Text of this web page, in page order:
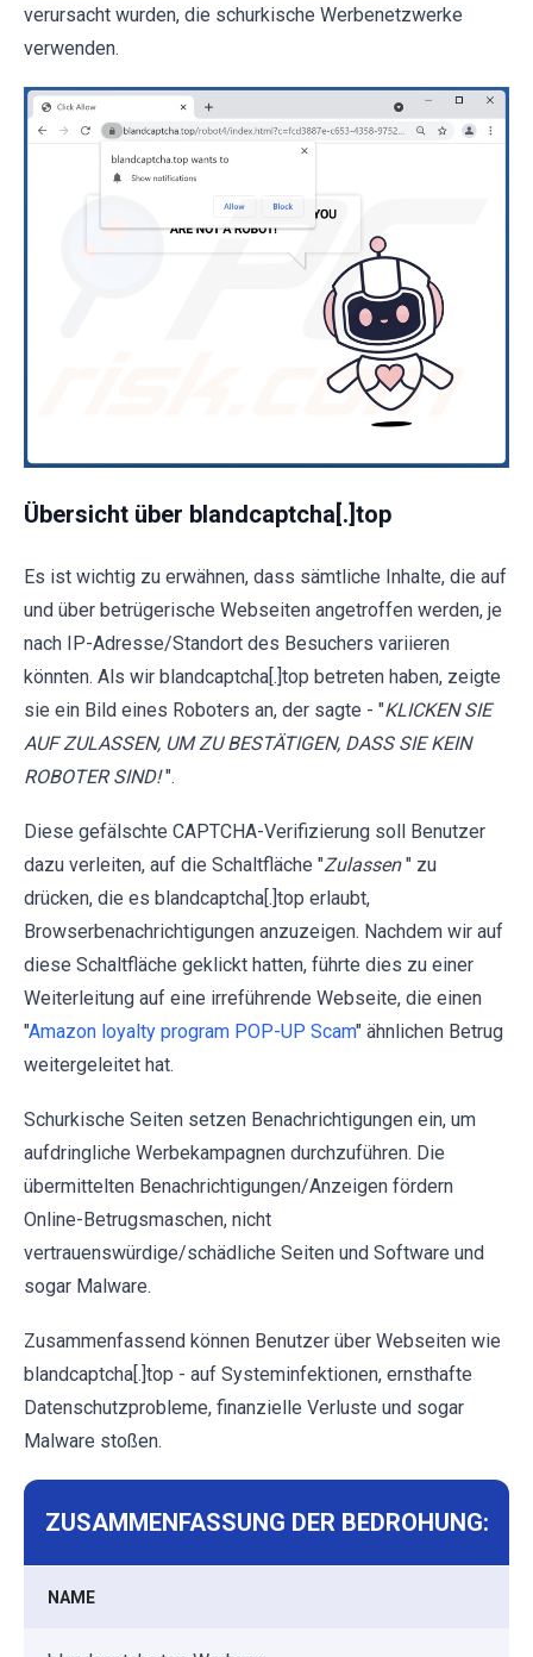
verursacht wurden, die schurkische Werbenetzwerke
verwenden.
Übersicht über blandcaptcha[.]top
Es ist wichtig zu erwähnen, dass sämtliche Inhalte, die auf
und über betrügerische Webseiten angetroffen werden, je
nach IP-Adresse/Standort des Besuchers variieren
könnten. Als wir blandcaptcha[.]top betreten haben, zeigte
sie ein Bild eines Roboters an, der sagte - "KLICKEN SIE
AUF ZULASSEN, UM ZU BESTÄTIGEN, DASS SIE KEIN
ROBOTER SIND! ".
Diese gefälschte CAPTCHA-Verifizierung soll Benutzer
dazu verleiten, auf die Schaltfläche "Zulassen " zu
drücken, die es blandcaptcha[.]top erlaubt,
Browserbenachrichtigungen anzuzeigen. Nachdem wir auf
diese Schaltfläche geklickt hatten, führte dies zu einer
Weiterleitung auf eine irreführende Webseite, die einen
"Amazon loyalty program POP-UP Scam" ähnlichen Betrug
weitergeleitet hat.
Schurkische Seiten setzen Benachrichtigungen ein, um
aufdringliche Werbekampagnen durchzuführen. Die
übermittelten Benachrichtigungen/Anzeigen fördern
Online-Betrugsmaschen, nicht
vertrauenswürdige/schädliche Seiten und Software und
sogar Malware.
Zusammenfassend können Benutzer über Webseiten wie
blandcaptcha[.]top - auf Systeminfektionen, ernsthafte
Datenschutzprobleme, finanzielle Verluste und sogar
Malware stoßen.
ZUSAMMENFASSUNG DER BEDROHUNG:
NAME